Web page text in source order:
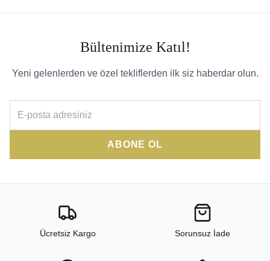
Bültenimize Katıl!
Yeni gelenlerden ve özel tekliflerden ilk siz haberdar olun.
ABONE OL
Ücretsiz Kargo Sorunsuz İade